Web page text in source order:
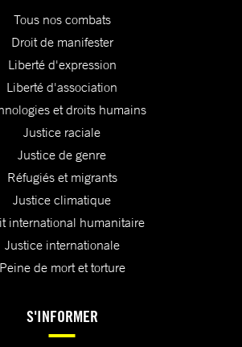
Tous nos combats
Droit de manifester
Liberté d'expression
Liberté d'association
et droits humains
Justice raciale
Justice de genre
Réfugiés et migrants
Justice climatique
international humanitaire
Justice internationale
Peine de mort et torture
S'INFORMER